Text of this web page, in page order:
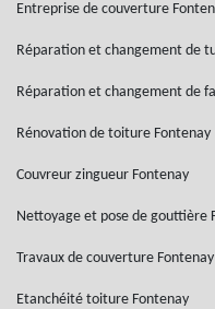
Entreprise de couverture
Réparation et changement de
Réparation et changement de
Rénovation de toiture Fontenay
Couvreur zingueur Fontenay
Nettoyage et pose de gouttière
Travaux de couverture Fontenay
Etanchéité toiture Fontenay